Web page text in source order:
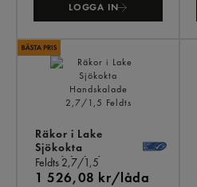
LOGGA IN
Räkor i Lake
Sjökokta
Handskalade
Feldts 2,7/1,5
1 526,08 kr/låda